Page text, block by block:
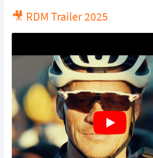
🎥 RDM Trailer 2025